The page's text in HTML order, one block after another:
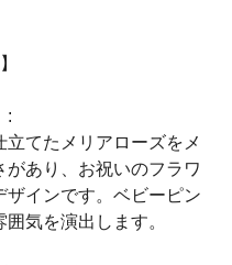
:
てたメリアローズをメ
あり、お祝いのフラワ
ザインです。ベビーピン
気を演出します。